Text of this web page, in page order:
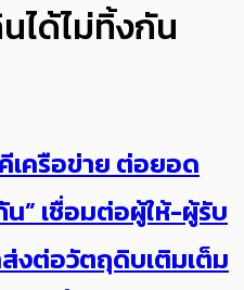
ได้ไม่ทิ้งกัน
ครือข่าย ต่อยอด
น” เชื่อมต่อผู้ให้-ผู้รับ
งต่อวัตถุดิบเติมเต็ม